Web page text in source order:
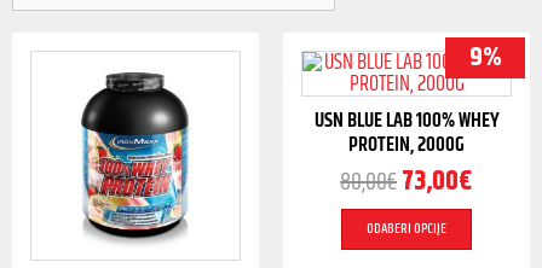
9%
USN BLUE LAB 100% WHEY
PROTEIN, 2000G
80,00€73,00€
ODABERI OPCIJE